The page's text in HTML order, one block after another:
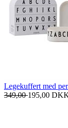
Legekuffert med
349,00195,00